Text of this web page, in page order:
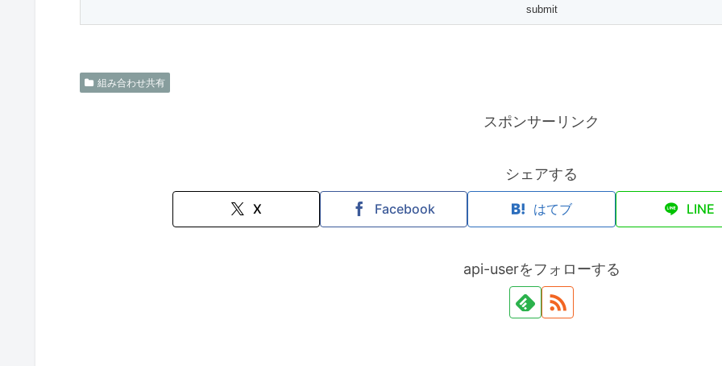
組み合わせ共有
スポンサーリンク
シェアする
X Facebook はてブ LINE
api-userをフォローする